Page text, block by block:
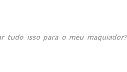
tudo isso para o meu maquiador?